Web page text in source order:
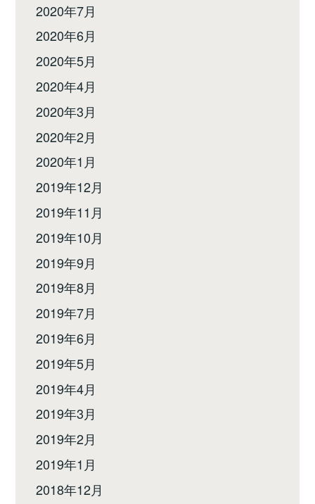
2020年7月
2020年6月
2020年5月
2020年4月
2020年3月
2020年2月
2020年1月
2019年12月
2019年11月
2019年10月
2019年9月
2019年8月
2019年7月
2019年6月
2019年5月
2019年4月
2019年3月
2019年2月
2019年1月
2018年12月